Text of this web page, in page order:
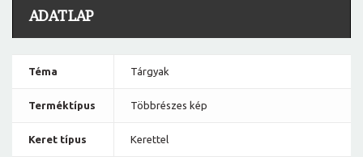
ADATLAP
Téma Tárgyak
Terméktípus Többrészes kép
Keret típus Kerettel